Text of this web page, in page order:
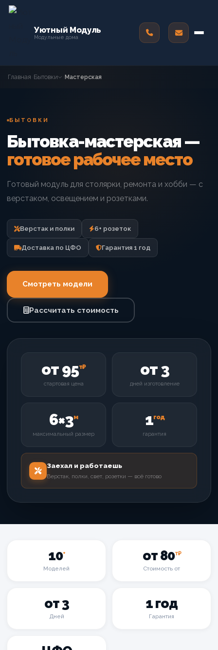
Уютный Модуль
Модульные дома
Главная Бытовки Мастерская
БЫТОВКИ
Бытовка-мастерская —
готовое рабочее место
Готовый модуль для столярки, ремонта и хобби — с
верстаком, освещением и розетками.
Верстак и полки 6+ розеток
Доставка по ЦФО Гарантия 1 год
Смотреть модели
Рассчитать стоимость
от 95т₽
стартовая цена
от 3
дней изготовление
6×3м
максимальный размер
1год
гарантия
Заехал и работаешь
Верстак, полки, свет, розетки — всё готово
10+
Моделей
от 80т₽
Стоимость от
от 3
Дней
1 год
Гарантия